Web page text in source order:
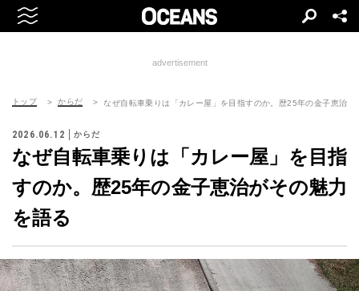
advertisement
トップ からだ なぜ自転車乗りは「カレー屋」を目指すのか。歴25年の金子恵治が
2026.06.12 からだ
なぜ自転車乗りは「カレー屋」を目指
すのか。歴25年の金子恵治がその魅力
を語る